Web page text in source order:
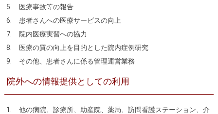
医療事故等の報告
患者さんへの医療サービスの向上
院内医療実習への協力
医療の質の向上を目的とした院内症例研究
その他、患者さんに係る管理運営業務
院外への情報提供としての利用
他の病院、診療所、助産院、薬局、訪問看護ステーション、介